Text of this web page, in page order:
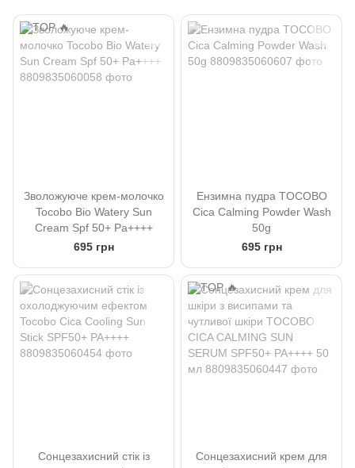
Зволожуюче крем-молочко
Tocobo Bio Watery Sun
Cream Spf 50+ Pa++++
695 грн
Ензимна пудра TOCOBO
Cica Calming Powder Wash
50g
695 грн
Сонцезахисний стік із
Сонцезахисний крем для